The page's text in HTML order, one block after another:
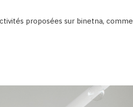
proposées sur binetna, comme